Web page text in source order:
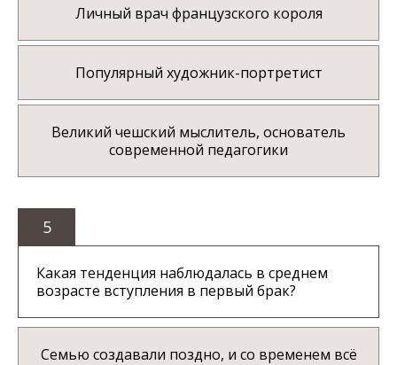
Личный врач французского короля
Популярный художник-портретист
Великий чешский мыслитель, основатель
современной педагогики
5
Какая тенденция наблюдалась в среднем
возрасте вступления в первый брак?
Семью создавали поздно, и со временем всё